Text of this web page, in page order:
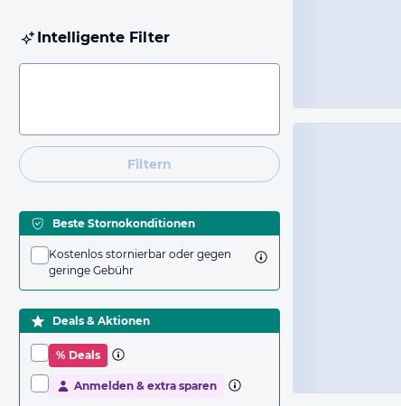
Intelligente Filter
Filtern
Beste Stornokonditionen
Kostenlos stornierbar oder gegen
geringe Gebühr
Deals & Aktionen
% Deals
Anmelden & extra sparen